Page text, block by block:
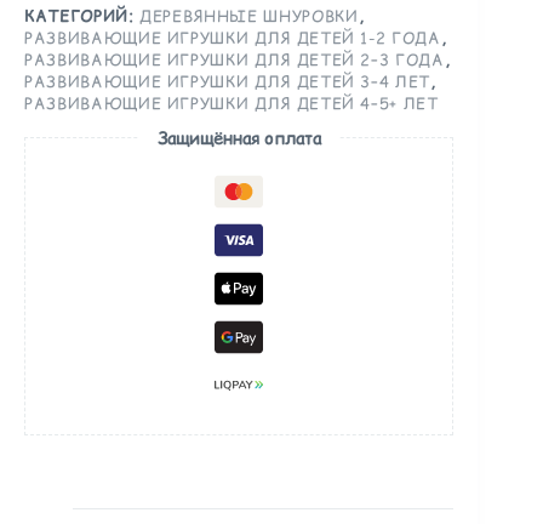
КАТЕГОРИЙ:ДЕРЕВЯННЫЕ ШНУРОВКИ ,
РАЗВИВАЮЩИЕ ИГРУШКИ ДЛЯ ДЕТЕЙ 1-2 ГОДА ,
РАЗВИВАЮЩИЕ ИГРУШКИ ДЛЯ ДЕТЕЙ 2–3 ГОДА ,
РАЗВИВАЮЩИЕ ИГРУШКИ ДЛЯ ДЕТЕЙ 3–4 ЛЕТ,
РАЗВИВАЮЩИЕ ИГРУШКИ ДЛЯ ДЕТЕЙ 4–5+ ЛЕТ
Защищённая оплата